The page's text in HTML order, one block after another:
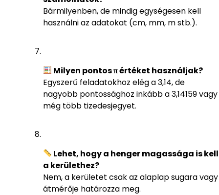
Bármilyenben, de mindig egységesen kell
használni az adatokat (cm, mm, m stb.).
Milyen pontos π értéket használjak?
Egyszerű feladatokhoz elég a 3,14, de
nagyobb pontossághoz inkább a 3,14159 vagy
még több tizedesjegyet.
Lehet, hogy a henger magassága is kell
a kerülethez?
Nem, a kerületet csak az alaplap sugara vagy
átmérője határozza meg.